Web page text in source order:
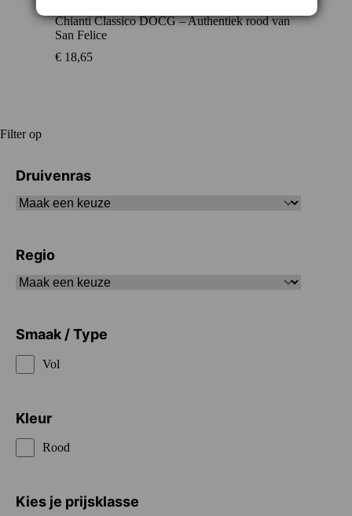
Chianti Classico DOCG – Authentiek rood van
San Felice
€ 18,65
Filter op
Druivenras
Regio
Smaak / Type
Vol
Kleur
Rood
Kies je prijsklasse